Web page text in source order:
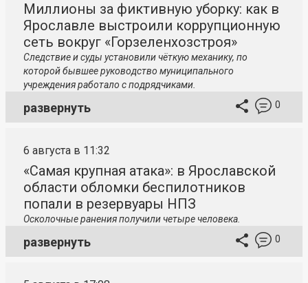
Миллионы за фиктивную уборку: как в
Ярославле выстроили коррупционную
сеть вокруг «Горзеленхозстроя»
Следствие и суды установили чёткую механику, по
которой бывшее руководство муниципального
учреждения работало с подрядчиками.
развернуть 0
6 августа в 11:32
«Самая крупная атака»: в Ярославской
области обломки беспилотников
попали в резервуары НПЗ
Осколочные ранения получили четыре человека.
развернуть 0